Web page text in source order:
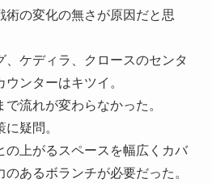
術の変化の無さが原因だと思
、ケディラ、クロースのセンタ
ンターはキツイ。
流れが変わらなかった。
疑問。
の上がるスペースを幅広くカバ
あるボランチが必要だった。